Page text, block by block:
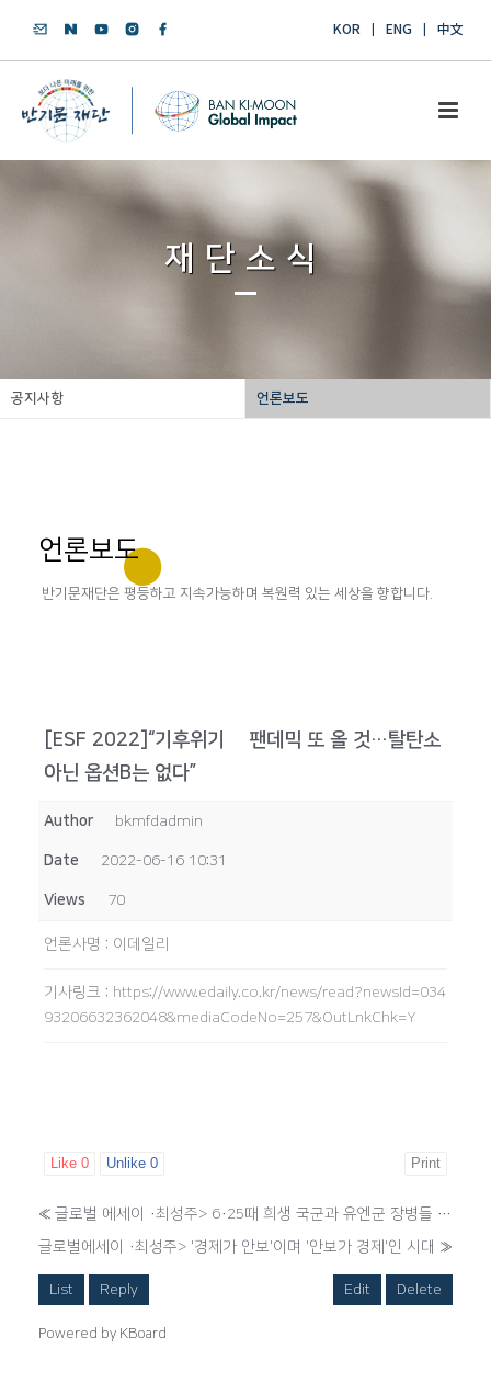
KOR ENG 中文
재단소식
공지사항 언론보도
언론보도
반기문재단은 평등하고 지속가능하며 복원력 있는 세상을 향합니다.
[ESF 2022]“기후위기發 팬데믹 또 올 것…탈탄소
아닌 옵션B는 없다”
Author bkmfdadmin
Date 2022-06-16 10:31
Views 70
언론사명 : 이데일리
기사링크 : https://www.edaily.co.kr/news/read?newsId=034
93206632362048&mediaCodeNo=257&OutLnkChk=Y
Like 0 Unlike 0 Print
«
글로벌 에세이 ·최성주> 6·25때 희생 국군과 유엔군 장병들 잊지 말자
글로벌에세이 ·최성주> '경제가 안보'이며 '안보가 경제'인 시대 »
List Reply Edit Delete
Powered by KBoard